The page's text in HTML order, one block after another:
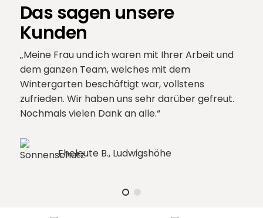
Das sagen unsere
Kunden
Meine Frau und ich waren mit Ihrer Arbeit und
dem ganzen Team, welches mit dem
Wintergarten beschäftigt war, vollstens
zufrieden. Wir haben uns sehr darüber gefreut.
Nochmals vielen Dank an alle.
Eheleute B., Ludwigshöhe